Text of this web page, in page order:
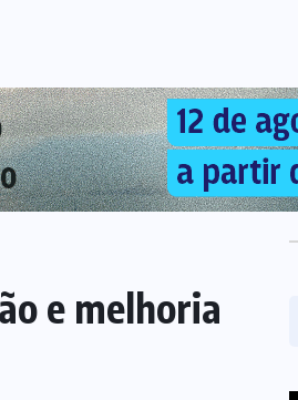
e melhoria